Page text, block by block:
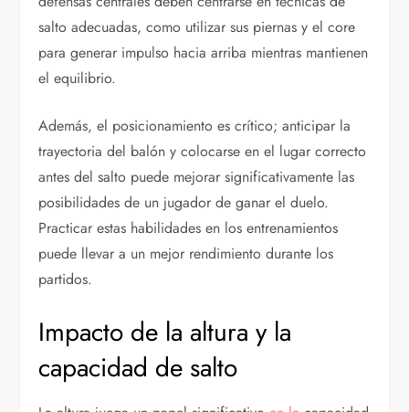
salto adecuadas, como utilizar sus piernas y el core
para generar impulso hacia arriba mientras mantienen
el equilibrio.
Además, el posicionamiento es crítico; anticipar la
trayectoria del balón y colocarse en el lugar correcto
antes del salto puede mejorar significativamente las
posibilidades de un jugador de ganar el duelo.
Practicar estas habilidades en los entrenamientos
puede llevar a un mejor rendimiento durante los
partidos.
Impacto de la altura y la
capacidad de salto